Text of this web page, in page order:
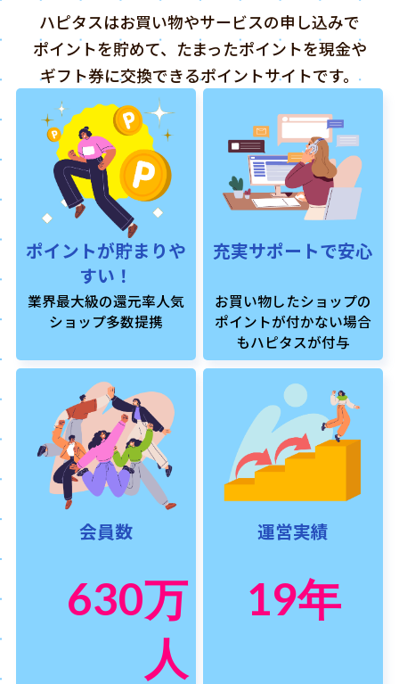
ハピタスはお買い物やサービスの申し込みで
ポイントを貯めて、たまったポイントを現金や
ギフト券に交換できるポイントサイトです。
ポイントが貯まりや
すい！
業界最大級の還元率人気
ショップ多数提携
充実サポートで安心
お買い物したショップの
ポイントが付かない場合
もハピタスが付与
会員数
630万
人
運営実績
19年